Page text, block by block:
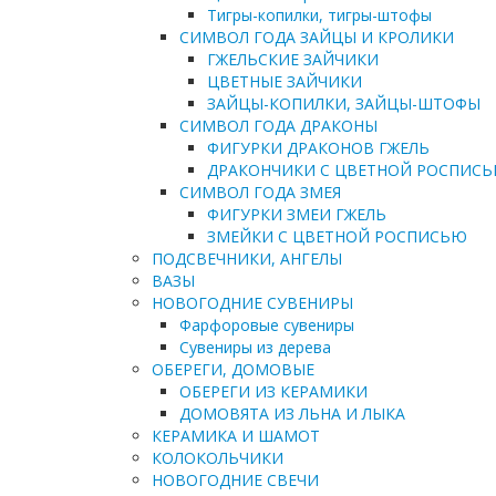
Тигры-копилки, тигры-штофы
СИМВОЛ ГОДА ЗАЙЦЫ И КРОЛИКИ
ГЖЕЛЬСКИЕ ЗАЙЧИКИ
ЦВЕТНЫЕ ЗАЙЧИКИ
ЗАЙЦЫ-КОПИЛКИ, ЗАЙЦЫ-ШТОФЫ
СИМВОЛ ГОДА ДРАКОНЫ
ФИГУРКИ ДРАКОНОВ ГЖЕЛЬ
ДРАКОНЧИКИ С ЦВЕТНОЙ
СИМВОЛ ГОДА ЗМЕЯ
ФИГУРКИ ЗМЕИ ГЖЕЛЬ
ЗМЕЙКИ С ЦВЕТНОЙ РОСПИСЬЮ
ПОДСВЕЧНИКИ, АНГЕЛЫ
ВАЗЫ
НОВОГОДНИЕ СУВЕНИРЫ
Фарфоровые сувениры
Сувениры из дерева
ОБЕРЕГИ, ДОМОВЫЕ
ОБЕРЕГИ ИЗ КЕРАМИКИ
ДОМОВЯТА ИЗ ЛЬНА И ЛЫКА
КЕРАМИКА И ШАМОТ
КОЛОКОЛЬЧИКИ
НОВОГОДНИЕ СВЕЧИ